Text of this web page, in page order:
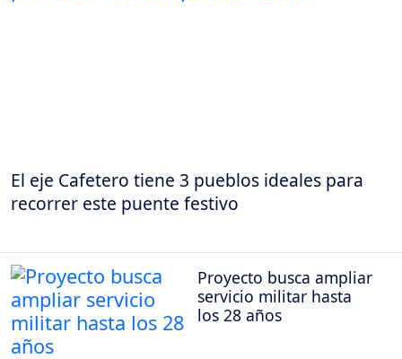
El eje Cafetero tiene 3 pueblos ideales para
recorrer este puente festivo
Proyecto busca ampliar
servicio militar hasta
los 28 años